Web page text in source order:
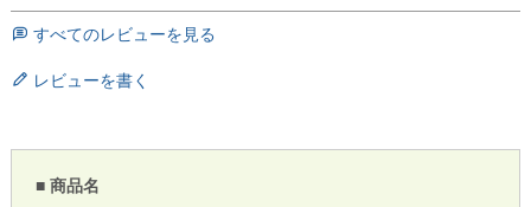
すべてのレビューを見る
レビューを書く
■ 商品名